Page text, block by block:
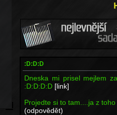
:D:D:D
Dneska mi prisel mejlem
:D:D:D:D [link]
Projedte si to tam....ja z
(odpovědět)